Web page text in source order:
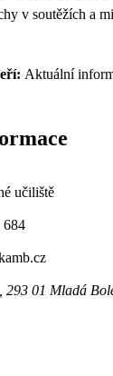
v soutěžích a
Aktuální
učiliště
684
293 01 Mladá